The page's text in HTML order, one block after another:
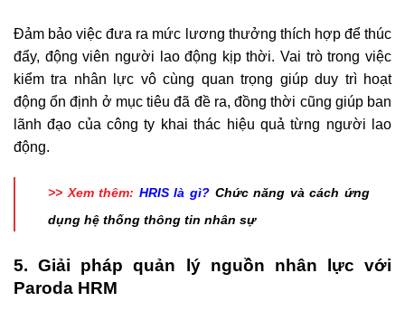
Đảm bảo việc đưa ra mức lương thưởng thích hợp để thúc
đẩy, động viên người lao động kịp thời. Vai trò trong việc
kiểm tra nhân lực vô cùng quan trọng giúp duy trì hoạt
động ổn định ở mục tiêu đã đề ra, đồng thời cũng giúp ban
lãnh đạo của công ty khai thác hiệu quả từng người lao
động.
>> Xem thêm: HRIS là gì? Chức năng và cách ứng
dụng hệ thống thông tin nhân sự
5. Giải pháp quản lý nguồn nhân lực với
Paroda HRM